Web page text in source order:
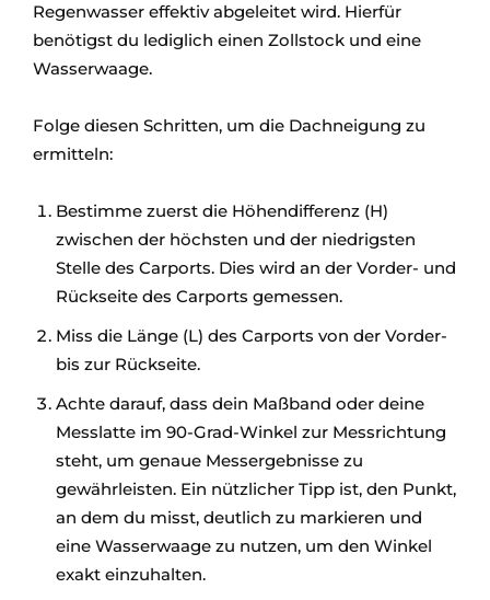
Regenwasser effektiv abgeleitet wird. Hierfür
benötigst du lediglich einen Zollstock und eine
Wasserwaage.
Folge diesen Schritten, um die Dachneigung zu
ermitteln:
Bestimme zuerst die Höhendifferenz (H)
zwischen der höchsten und der niedrigsten
Stelle des Carports. Dies wird an der Vorder- und
Rückseite des Carports gemessen.
Miss die Länge (L) des Carports von der Vorder-
bis zur Rückseite.
Achte darauf, dass dein Maßband oder deine
Messlatte im 90-Grad-Winkel zur Messrichtung
steht, um genaue Messergebnisse zu
gewährleisten. Ein nützlicher Tipp ist, den Punkt,
an dem du misst, deutlich zu markieren und
eine Wasserwaage zu nutzen, um den Winkel
exakt einzuhalten.